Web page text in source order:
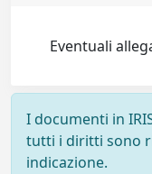
Eventuali
I documenti in
tutti i diritti sono
indicazione.